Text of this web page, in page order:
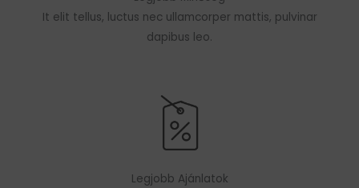
It elit tellus, luctus nec ullamcorper mattis, pulvinar
dapibus leo.
Legjobb Ajánlatok